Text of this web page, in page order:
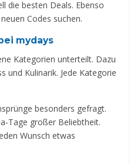
die besten Deals. Ebenso
Codes suchen.
mydays
Kategorien unterteilt. Dazu
und Kulinarik. Jede Kategorie
besonders gefragt.
Tage großer Beliebtheit.
Wunsch etwas